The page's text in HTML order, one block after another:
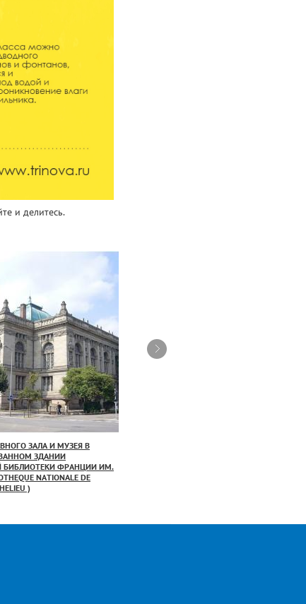
и делитесь.
ЗАЛА И МУЗЕЯ В
ЗДАНИИ
БИБЛИОТЕКИ ФРАНЦИИ ИМ.
NATIONALE DE
)